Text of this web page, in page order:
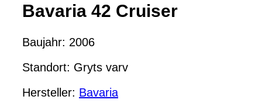
Bavaria 42 Cruiser
Baujahr: 2006
Standort: Gryts varv
Hersteller: Bavaria